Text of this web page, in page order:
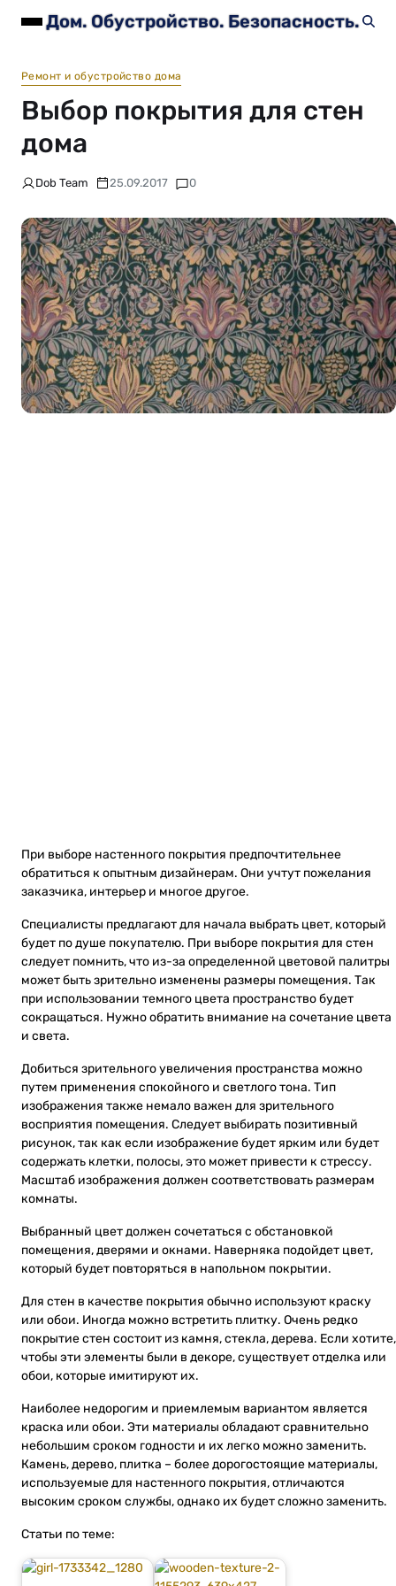
Дом. Обустройство. Безопасность.
Ремонт и обустройство дома
Выбор покрытия для стен
дома
Dob Team 25.09.2017 0
При выборе настенного покрытия предпочтительнее
обратиться к опытным дизайнерам. Они учтут пожелания
заказчика, интерьер и многое другое.
Специалисты предлагают для начала выбрать цвет, который
будет по душе покупателю. При выборе покрытия для стен
следует помнить, что из-за определенной цветовой палитры
может быть зрительно изменены размеры помещения. Так
при использовании темного цвета пространство будет
сокращаться. Нужно обратить внимание на сочетание цвета
и света.
Добиться зрительного увеличения пространства можно
путем применения спокойного и светлого тона. Тип
изображения также немало важен для зрительного
восприятия помещения. Следует выбирать позитивный
рисунок, так как если изображение будет ярким или будет
содержать клетки, полосы, это может привести к стрессу.
Масштаб изображения должен соответствовать размерам
комнаты.
Выбранный цвет должен сочетаться с обстановкой
помещения, дверями и окнами. Наверняка подойдет цвет,
который будет повторяться в напольном покрытии.
Для стен в качестве покрытия обычно используют краску
или обои. Иногда можно встретить плитку. Очень редко
покрытие стен состоит из камня, стекла, дерева. Если хотите,
чтобы эти элементы были в декоре, существует отделка или
обои, которые имитируют их.
Наиболее недорогим и приемлемым вариантом является
краска или обои. Эти материалы обладают сравнительно
небольшим сроком годности и их легко можно заменить.
Камень, дерево, плитка – более дорогостоящие материалы,
используемые для настенного покрытия, отличаются
высоким сроком службы, однако их будет сложно заменить.
Статьи по теме: